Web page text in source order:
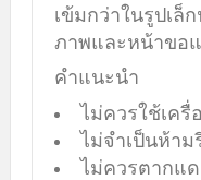
เข้มกว่าในรูปเล็
ภาพและหน้าขอ
คำแนะนำ
ไม่ควรใช้เครื่
ไม่จำเป็นห้า
ไม่ควรตากแ